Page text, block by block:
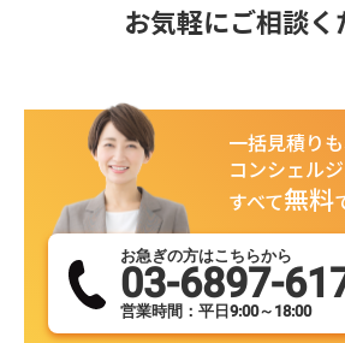
お気軽にご相談く
一括見積り
コンシェルジ
すべて無料
お急ぎの方はこちらから
03-6897-
営業時間：平日9:00～18:00